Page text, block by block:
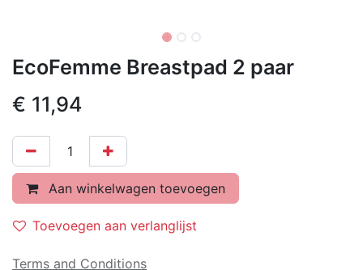
EcoFemme Breastpad 2 paar
€ 11,94
Aan winkelwagen toevoegen
Toevoegen aan verlanglijst
Terms and Conditions